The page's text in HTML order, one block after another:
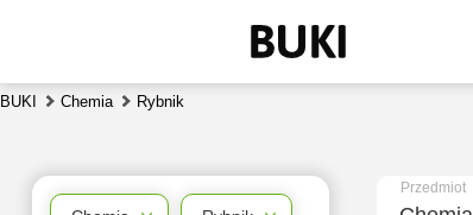
BUKI Chemia Rybnik
Przedmiot